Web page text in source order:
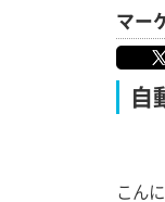
マー
自
こん